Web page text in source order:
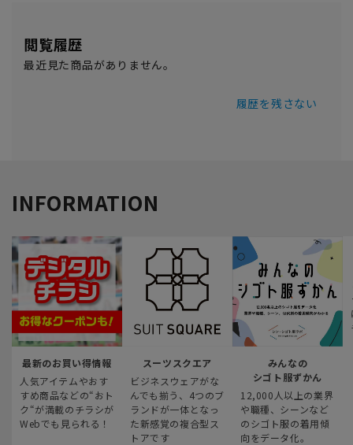
閲覧履歴
最近見た商品がありません。
履歴を残さない
INFORMATION
最新のお買い得情報
人気アイテムやおす
すめ商品などの“おト
ク“が満載のチラシが
Webでも見られる！
スーツスクエア
ビジネスウェアがな
んでも揃う、4つのブ
ランドが一体となっ
た新感覚の複合型ス
トアです
みんなの
シゴト服ずかん
12,000人以上の業界
や職種、シーンなど
のシゴト服の着用傾
向をデータ化。